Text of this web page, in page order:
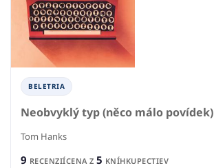
BELETRIA
Neobvyklý typ (něco málo povídek)
Tom Hanks
9 RECENZIÍCENA Z 5 KNÍHKUPECTIEV